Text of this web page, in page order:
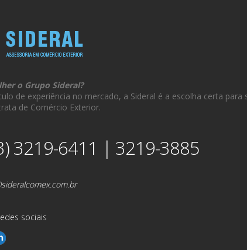
o Grupo Sideral?
de experiência no mercado, a Sideral é a escolha certa para
de Comércio Exterior.
3219-6411 | 3219-3885
sociais